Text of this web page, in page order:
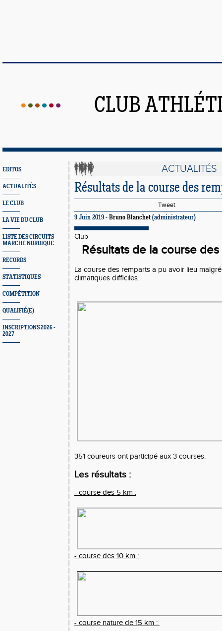
CLUB
EDITOS
ACTUALITÉS
LE CLUB
LA VIE DU CLUB
LISTE DES CIRCUITS
MARCHE NORDIQUE
RECORDS
STATISTIQUES
COMPÉTITION
QUALIFIÉ(E)
INSCRIPTIONS 2026 -
2027
ACTUALITÉS
Résultats de la course des
Tweet
9 Juin 2019 - Bruno Blanchet (administrateur)
Club
Résultats de la course
La course des remparts a pu avoir lieu
climatiques difficiles.
351 coureurs ont participé aux 3 courses.
Les résultats :
- course des 5 km :
- course des 10 km :
- course nature de 15 km :